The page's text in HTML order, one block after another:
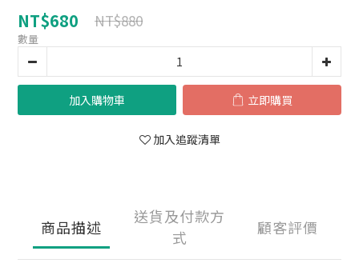
NT$680 NT$880
數量
加入購物車 立即購買
加入追蹤清單
商品描述
送貨及付款方
式
顧客評價